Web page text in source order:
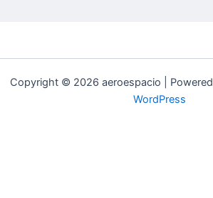
Copyright © 2026 aeroespacio |
WordPress